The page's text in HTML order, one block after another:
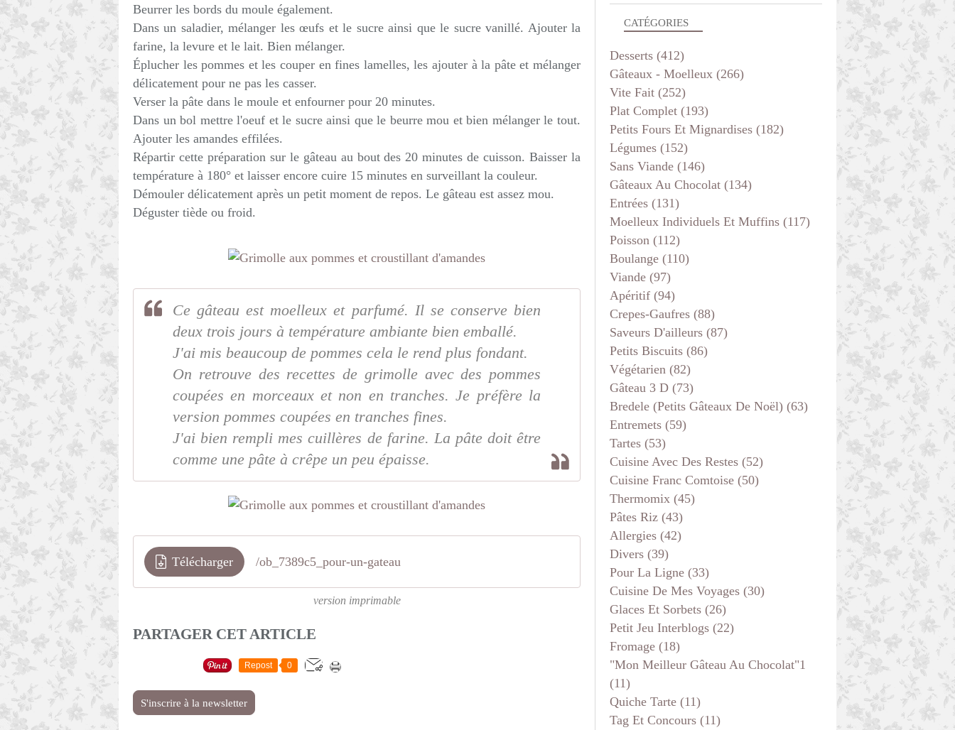
Beurrer les bords du moule également.
Dans un saladier, mélanger les œufs et le sucre ainsi que le sucre vanillé. Ajouter la
farine, la levure et le lait. Bien mélanger.
Éplucher les pommes et les couper en fines lamelles, les ajouter à la pâte et mélanger
délicatement pour ne pas les casser.
Verser la pâte dans le moule et enfourner pour 20 minutes.
Dans un bol mettre l'oeuf et le sucre ainsi que le beurre mou et bien mélanger le tout.
Ajouter les amandes effilées.
Répartir cette préparation sur le gâteau au bout des 20 minutes de cuisson. Baisser la
température à 180° et laisser encore cuire 15 minutes en surveillant la couleur.
Démouler délicatement après un petit moment de repos. Le gâteau est assez mou.
Déguster tiède ou froid.
Ce gâteau est moelleux et parfumé. Il se conserve bien
deux trois jours à température ambiante bien emballé.
J'ai mis beaucoup de pommes cela le rend plus fondant.
On retrouve des recettes de grimolle avec des pommes
coupées en morceaux et non en tranches. Je préfère la
version pommes coupées en tranches fines.
J'ai bien rempli mes cuillères de farine. La pâte doit être
comme une pâte à crêpe un peu épaisse.
Télécharger /ob_7389c5_pour-un-gateau
version imprimable
PARTAGER CET ARTICLE
Repost 0
S'inscrire à la newsletter
CATÉGORIES
Desserts (412)
Gâteaux - Moelleux (266)
Vite Fait (252)
Plat Complet (193)
Petits Fours Et Mignardises (182)
Légumes (152)
Sans Viande (146)
Gâteaux Au Chocolat (134)
Entrées (131)
Moelleux Individuels Et Muffins (117)
Poisson (112)
Boulange (110)
Viande (97)
Apéritif (94)
Crepes-Gaufres (88)
Saveurs D'ailleurs (87)
Petits Biscuits (86)
Végétarien (82)
Gâteau 3 D (73)
Bredele (petits Gâteaux De Noël) (63)
Entremets (59)
Tartes (53)
Cuisine Avec Des Restes (52)
Cuisine Franc Comtoise (50)
Thermomix (45)
Pâtes Riz (43)
Allergies (42)
Divers (39)
Pour La Ligne (33)
Cuisine De Mes Voyages (30)
Glaces Et Sorbets (26)
Petit Jeu Interblogs (22)
Fromage (18)
"mon Meilleur Gâteau Au Chocolat"1
(11)
Quiche Tarte (11)
Tag Et Concours (11)